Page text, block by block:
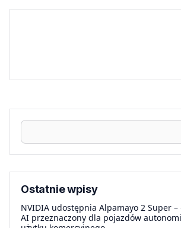
Ostatnie wpisy
NVIDIA udostępnia Alpamayo 2 Super
AI przeznaczony dla pojazdów